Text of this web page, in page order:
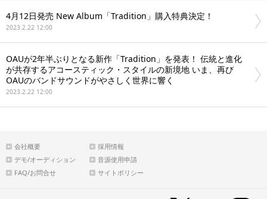
4月12日発売 New Album「Tradition」購入特典決定！
2023.2.22 12:00
OAUが2年半ぶりとなる新作「Tradition」を発表！ 伝統と進化
が共存するアコースティック・スタイルの新境地 いま、再び
OAUのバンドサウンドがやさしく世界に響く
2023.2.22 12:00
会社概要
採用情報
デモ/オーディション
音源使用申請
FAQ/お問合せ
サイトポリシー